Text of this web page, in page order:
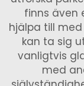
finns även
hjälpa till med
kan ta sig
vanligtvis
med